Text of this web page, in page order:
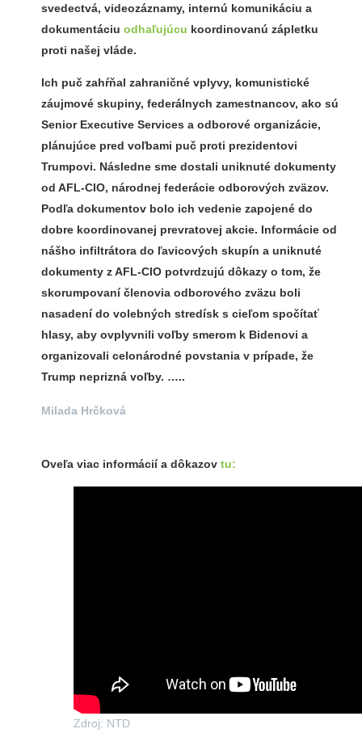
svedectvá, videozáznamy, internú komunikáciu a
dokumentáciu odhaľujúcu koordinovanú zápletku
proti našej vláde.
Ich puč zahŕňal zahraničné vplyvy, komunistické
záujmové skupiny, federálnych zamestnancov, ako sú
Senior Executive Services a odborové organizácie,
plánujúce pred voľbami puč proti prezidentovi
Trumpovi. Následne sme dostali uniknuté dokumenty
od AFL-CIO, národnej federácie odborových zväzov.
Podľa dokumentov bolo ich vedenie zapojené do
dobre koordinovanej prevratovej akcie. Informácie od
nášho infiltrátora do ľavicových skupín a uniknuté
dokumenty z AFL-CIO potvrdzujú dôkazy o tom, že
skorumpovaní členovia odborového zväzu boli
nasadení do volebných stredísk s cieľom spočítať
hlasy, aby ovplyvnili voľby smerom k Bidenovi a
organizovali celonárodné povstania v prípade, že
Trump neprizná voľby. …..
Milada Hrčková
Oveľa viac informácií a dôkazov tu:
Zdroj: NTD